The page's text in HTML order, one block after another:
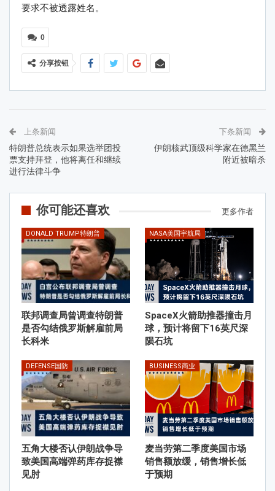
要求不被透露姓名。
0
分享按钮
上条新闻
特朗普总统表示如果选举团投
票支持拜登，他将离任和继续
进行法律斗争
下条新闻
伊朗核武顶级科学家在德黑兰
附近被暗杀
你可能还喜欢 更多作者
DONALD TRUMP特朗普
联邦调查局曾调查特朗普
是否勾结俄罗斯解雇前局
长科米
NASA美国宇航局
SpaceX火箭助推器撞击月
球，预计将留下16英尺深
陨石坑
DEFENSE国防
五角大楼否认伊朗战争导
致美国高端弹药库存捉襟
见肘
BUSINESS商业
麦当劳第二季度美国市场
销售额放缓，销售增长低
于预期